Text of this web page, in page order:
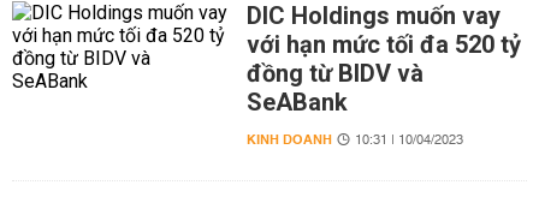
DIC Holdings muốn vay
với hạn mức tối đa 520 tỷ
đồng từ BIDV và
SeABank
KINH DOANH 10:31 | 10/04/2023